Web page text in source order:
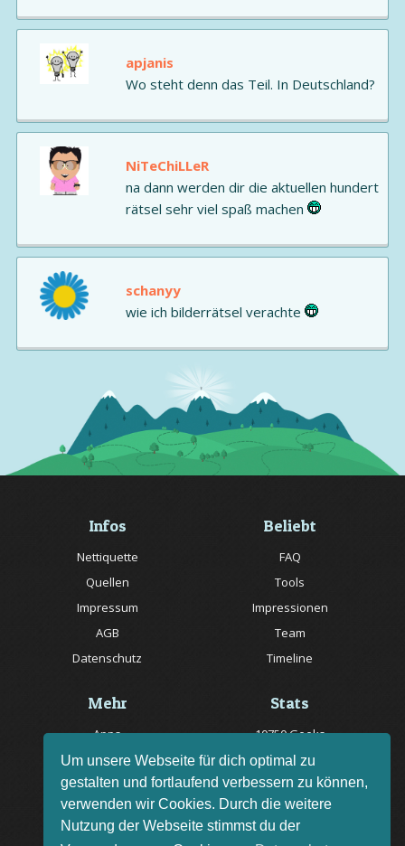
Um unsere Webseite für dich optimal zu
gestalten und fortlaufend verbessern zu können,
verwenden wir Cookies. Durch die weitere
Nutzung der Webseite stimmst du der
apjanis
Wo steht denn das Teil. In Deutschland?
NiTeChiLLeR
na dann werden dir die aktuellen hundert
rätsel sehr viel spaß machen
schanyy
wie ich bilderrätsel verachte
Infos
Nettiquette
Quellen
Impressum
AGB
Datenschutz
Beliebt
FAQ
Tools
Impressionen
Team
Timeline
Mehr
Apps
Jobs
Livestream
Bug melden
Rätsel des Tages
Stats
10750 Geeks
20057 Rätsel online
150 Quizfragen online